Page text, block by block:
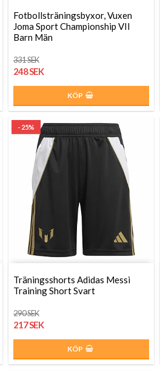
Fotbollsträningsbyxor, Vuxen
Joma Sport Championship VII
Barn Män
331 SEK
248 SEK
KÖP
- 25%
Träningsshorts Adidas Messi
Training Short Svart
290 SEK
217 SEK
KÖP